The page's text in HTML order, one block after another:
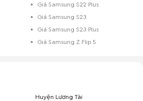
Giá Samsung S22 Plus
Giá Samsung S23
Giá Samsung S23 Plus
Giá Samsung Z Flip 5
Huyện Lương Tài